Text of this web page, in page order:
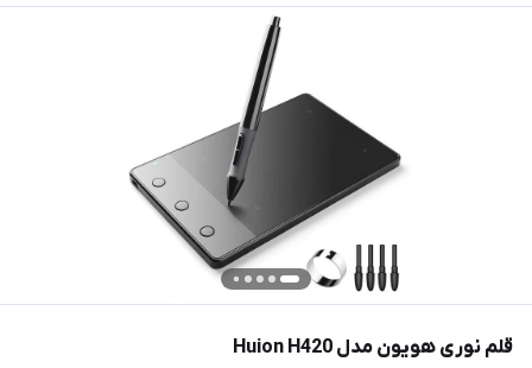
قلم نوری هویون مدل Huion H420